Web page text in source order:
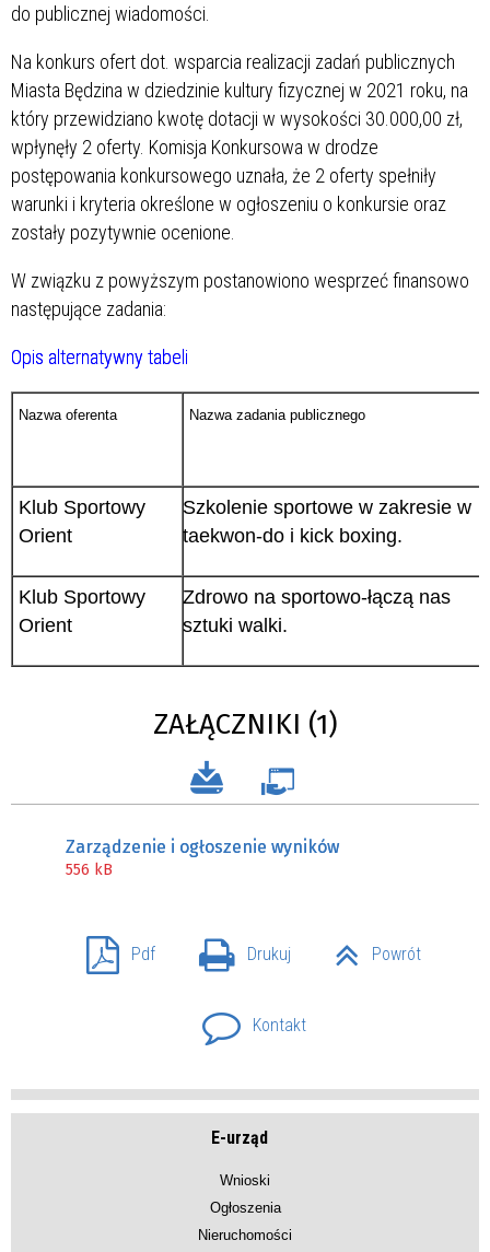
do publicznej wiadomości.
Na konkurs ofert dot. wsparcia realizacji zadań publicznych
Miasta Będzina w dziedzinie kultury fizycznej w 2021 roku, na
który przewidziano kwotę dotacji w wysokości 30.000,00 zł,
wpłynęły 2 oferty. Komisja Konkursowa w drodze
postępowania konkursowego uznała, że 2 oferty spełniły
warunki i kryteria określone w ogłoszeniu o konkursie oraz
zostały pozytywnie ocenione.
W związku z powyższym postanowiono wesprzeć finansowo
następujące zadania:
Opis alternatywny tabeli
Nazwa oferenta Nazwa zadania publicznego
Klub Sportowy
Orient
Szkolenie sportowe w zakresie w
taekwon-do i kick boxing.
Klub Sportowy
Orient
Zdrowo na sportowo-łączą nas
sztuki walki.
ZAŁĄCZNIKI (1)
Zarządzenie i ogłoszenie wyników
556 kB
Pdf Drukuj Powrót
Kontakt
E-urząd
Wnioski
Ogłoszenia
Nieruchomości